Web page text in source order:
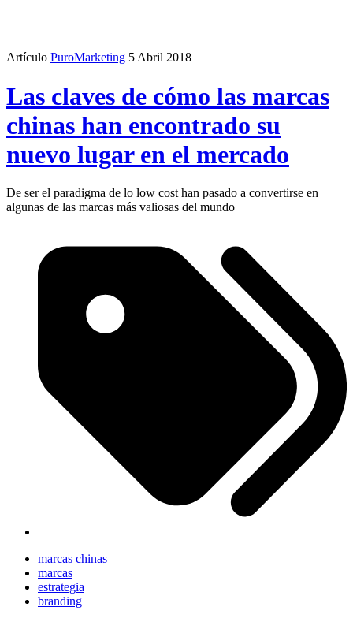
Artículo PuroMarketing 5 Abril 2018
Las claves de cómo las marcas
chinas han encontrado su
nuevo lugar en el mercado
De ser el paradigma de lo low cost han pasado a convertirse en
algunas de las marcas más valiosas del mundo
marcas chinas
marcas
estrategia
branding